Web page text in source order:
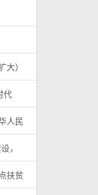
）
代
人民
，
扶贫